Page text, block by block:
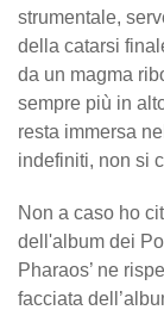
strumentale,
della catarsi
da un magma
sempre più in
resta immersa
indefiniti, non si
Non a caso ho
dell'album dei
Pharaos’ ne
facciata